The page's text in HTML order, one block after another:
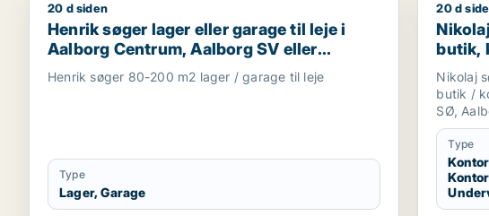
Henrik søger lager eller garage til leje i Aalborg Centrum,
20 d siden
Henrik søger lager eller garage til leje i
Aalborg Centrum, Aalborg SV eller
Aalborg SØ m.fl.
Henrik søger 80-200 m2 lager / garage til leje
Type
Lager, Garage
Nikolaj
20 d
butik,
Nikolaj
butik /
SØ,
Type